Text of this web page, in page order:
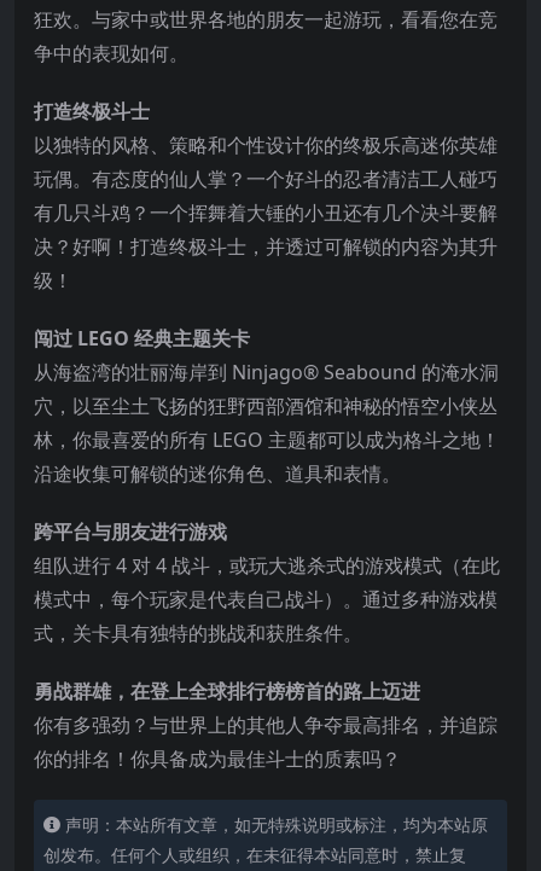
狂欢。与家中或世界各地的朋友一起游玩，看看您在竞
争中的表现如何。
打造终极斗士
以独特的风格、策略和个性设计你的终极乐高迷你英雄
玩偶。有态度的仙人掌？一个好斗的忍者清洁工人碰巧
有几只斗鸡？一个挥舞着大锤的小丑还有几个决斗要解
决？好啊！打造终极斗士，并透过可解锁的内容为其升
级！
闯过 LEGO 经典主题关卡
从海盗湾的壮丽海岸到 Ninjago® Seabound 的淹水洞
穴，以至尘土飞扬的狂野西部酒馆和神秘的悟空小侠丛
林，你最喜爱的所有 LEGO 主题都可以成为格斗之地！
沿途收集可解锁的迷你角色、道具和表情。
跨平台与朋友进行游戏
组队进行 4 对 4 战斗，或玩大逃杀式的游戏模式（在此
模式中，每个玩家是代表自己战斗）。通过多种游戏模
式，关卡具有独特的挑战和获胜条件。
勇战群雄，在登上全球排行榜榜首的路上迈进
你有多强劲？与世界上的其他人争夺最高排名，并追踪
你的排名！你具备成为最佳斗士的质素吗？
声明：本站所有文章，如无特殊说明或标注，均为本站原
创发布。任何个人或组织，在未征得本站同意时，禁止复